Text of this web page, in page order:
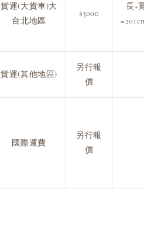
貨運(大貨車)大
台北地區
$3000
長+
貨運(其他地區)
另行報
價
國際運費
另行報
價